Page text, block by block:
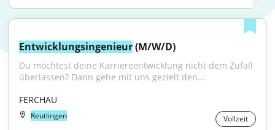
Entwicklungsingenieur (M/W/D)
Du möchtest deine Karriereentwicklung nicht dem Zufall
überlassen? Dann gehe mit uns gezielt den...
FERCHAU
Reutlingen Vollzeit